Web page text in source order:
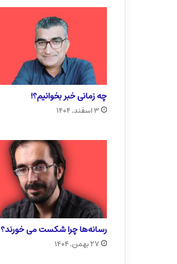
چه زمانی خبر بخوانیم؟!
۳ اسفند, ۱۴۰۴
رسانه‌ها چرا شکست می خورند؟
۲۷ بهمن, ۱۴۰۴